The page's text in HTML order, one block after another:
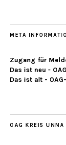
META
Zugang für
Das ist neu -
Das ist alt -
OAG KREIS UNNA